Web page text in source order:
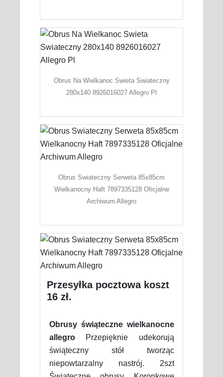
Obrus Na Wielkanoc Swieta Swiateczny
280x140 8926016027 Allegro Pl
Obrus Swiateczny Serweta 85x85cm
Wielkanocny Haft 7897335128 Oficjalne
Archiwum Allegro
Przesyłka pocztowa koszt
16 zł.
Obrusy świąteczne wielkanocne
allegroPrzepięknie udekorują
świąteczny stół tworząc
niepowtarzalny nastrój. 2szt